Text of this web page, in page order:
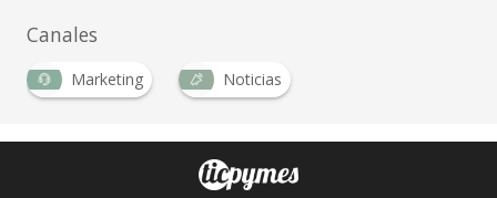
Canales
Marketing Noticias